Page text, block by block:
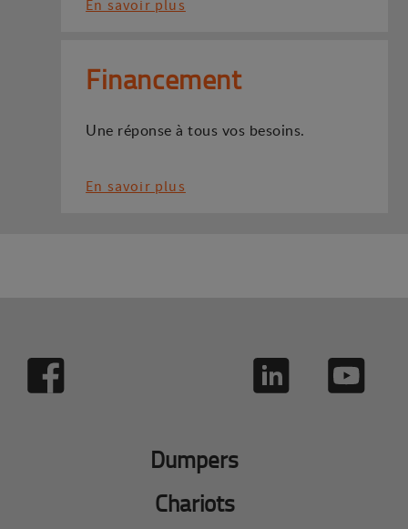
En savoir plus
Financement
Une réponse à tous vos besoins.
En savoir plus
Dumpers
Chariots